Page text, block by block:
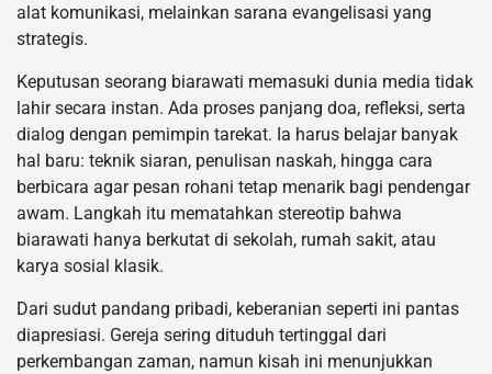
alat komunikasi, melainkan sarana evangelisasi yang
strategis.
Keputusan seorang biarawati memasuki dunia media tidak
lahir secara instan. Ada proses panjang doa, refleksi, serta
dialog dengan pemimpin tarekat. Ia harus belajar banyak
hal baru: teknik siaran, penulisan naskah, hingga cara
berbicara agar pesan rohani tetap menarik bagi pendengar
awam. Langkah itu mematahkan stereotip bahwa
biarawati hanya berkutat di sekolah, rumah sakit, atau
karya sosial klasik.
Dari sudut pandang pribadi, keberanian seperti ini pantas
diapresiasi. Gereja sering dituduh tertinggal dari
perkembangan zaman, namun kisah ini menunjukkan